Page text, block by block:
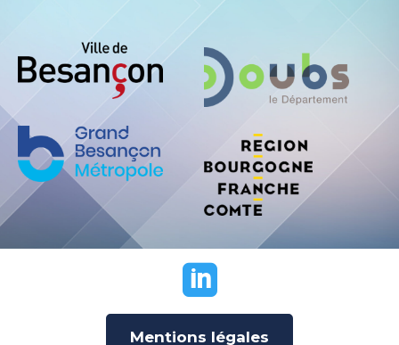

Mentions légales